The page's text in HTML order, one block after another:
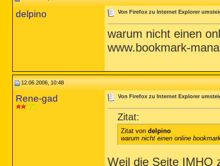
delpino Von Firefox zu Internet Explorer
warum nicht einen
www.bookmark-
12.06.2006, 10:48
Rene-gad Von Firefox zu Internet Explorer
Zitat:
Zitat von delpino
warum nicht einen online
Weil die Seite IMHO